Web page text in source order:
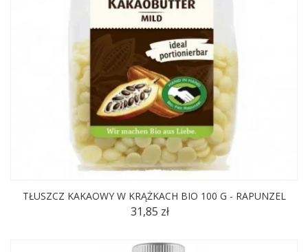
TŁUSZCZ KAKAOWY W KRĄŻKACH BIO 100 G - RAPUNZEL
31,85 zł